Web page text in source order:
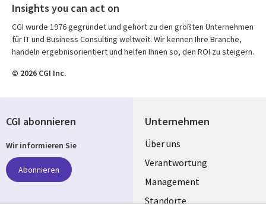
Insights you can act on
CGI wurde 1976 gegründet und gehört zu den größten Unternehmen
für IT und Business Consulting weltweit. Wir kennen Ihre Branche,
handeln ergebnisorientiert und helfen Ihnen so, den ROI zu steigern.
© 2026 CGI Inc.
Unternehmen
Useful
links
GERMANY
Über uns
Verantwortung
Management
Standorte
CGI abonnieren
Wir informieren Sie
Abonnieren